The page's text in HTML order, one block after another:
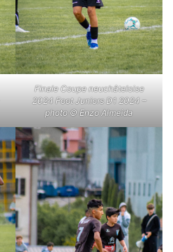
Finale Coupe neuchâteloise
2024 Foot Juniors D1 2024 –
photo © Enzo Almeida